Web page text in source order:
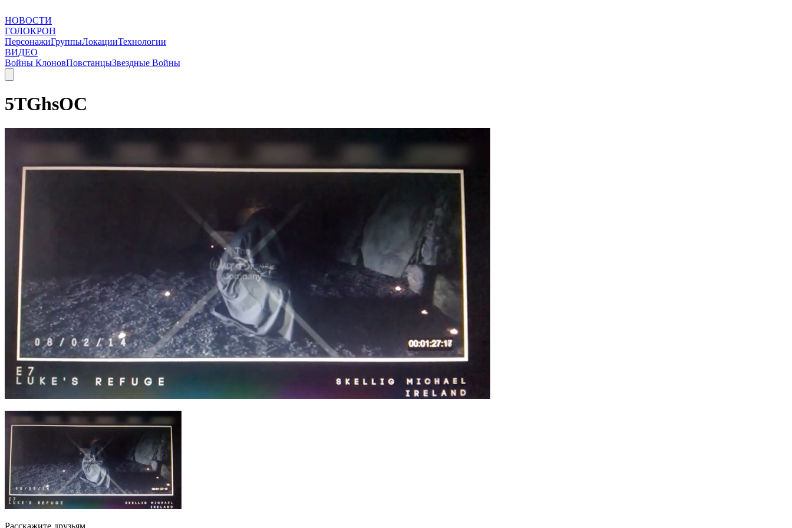
НОВОСТИ
ГОЛОКРОН
ПерсонажиГруппыЛокацииТехнологии
ВИДЕО
Войны КлоновПовстанцыЗвездные Войны
5TGhsOC
Расскажите друзьям